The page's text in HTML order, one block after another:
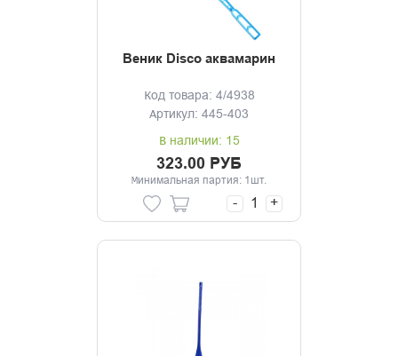
Веник Disco аквамарин
Код товара: 4/4938
Артикул: 445-403
В наличии: 15
323.00 РУБ
Минимальная партия: 1шт.
- +